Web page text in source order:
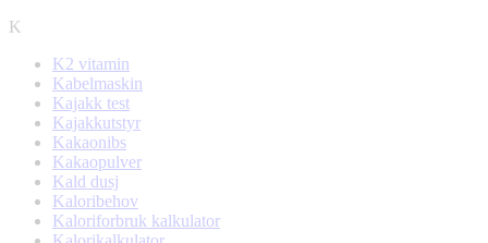
K
K2 vitamin
Kabelmaskin
Kajakk test
Kajakkutstyr
Kakaonibs
Kakaopulver
Kald dusj
Kaloribehov
Kaloriforbruk kalkulator